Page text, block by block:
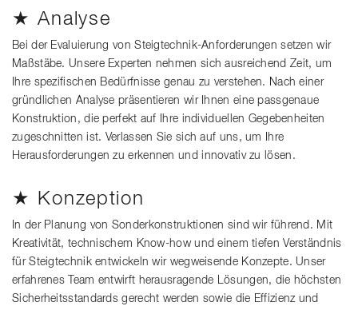
★ Analyse
Bei der Evaluierung von Steigtechnik-Anforderungen setzen wir
Maßstäbe. Unsere Experten nehmen sich ausreichend Zeit, um
Ihre spezifischen Bedürfnisse genau zu verstehen. Nach einer
gründlichen Analyse präsentieren wir Ihnen eine passgenaue
Konstruktion, die perfekt auf Ihre individuellen Gegebenheiten
zugeschnitten ist. Verlassen Sie sich auf uns, um Ihre
Herausforderungen zu erkennen und innovativ zu lösen.
★ Konzeption
In der Planung von Sonderkonstruktionen sind wir führend. Mit
Kreativität, technischem Know-how und einem tiefen Verständnis
für Steigtechnik entwickeln wir wegweisende Konzepte. Unser
erfahrenes Team entwirft herausragende Lösungen, die höchsten
Sicherheitsstandards gerecht werden sowie die Effizienz und